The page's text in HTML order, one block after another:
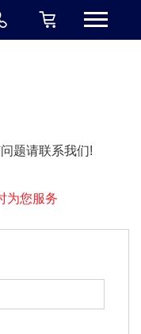
题请联系我们!
为您服务